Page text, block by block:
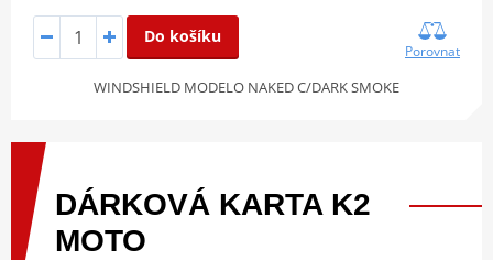
Do košíku
Porovnat
WINDSHIELD MODELO NAKED C/DARK SMOKE
DÁRKOVÁ KARTA K2
MOTO